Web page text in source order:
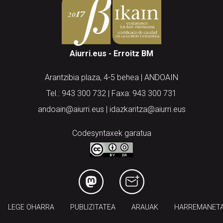
Aiurri.eus - Erroitz BM
Arantzibia plaza, 4-5 behea | ANDOAIN
Tel.: 943 300 732 | Faxa: 943 300 731
andoain@aiurri.eus | idazkaritza@aiurri.eus
Codesyntaxek garatua
LEGE OHARRA PUBLIZITATEA ARAUAK